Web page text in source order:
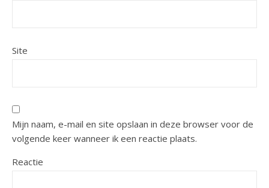
Site
Mijn naam, e-mail en site opslaan in deze browser voor de
volgende keer wanneer ik een reactie plaats.
Reactie